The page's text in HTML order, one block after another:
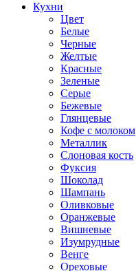
Кухни
Цвет
Белые
Черные
Желтые
Красные
Зеленые
Серые
Бежевые
Глянцевые
Кофе с молоком
Металлик
Слоновая кость
Фуксия
Шоколад
Шампань
Оливковые
Оранжевые
Вишневые
Изумрудные
Венге
Ореховые